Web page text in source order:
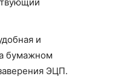
и
бумажном
ЭЦП.